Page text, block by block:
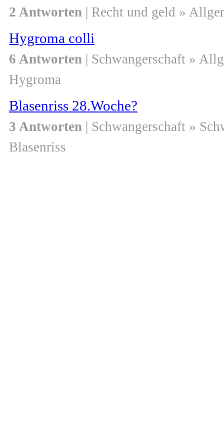
2 Antworten | Recht und geld »
Hygroma colli
6 Antworten | Schwangerschaft »
Hygroma
Blasenriss 28.Woche?
3 Antworten | Schwangerschaft »
Blasenriss